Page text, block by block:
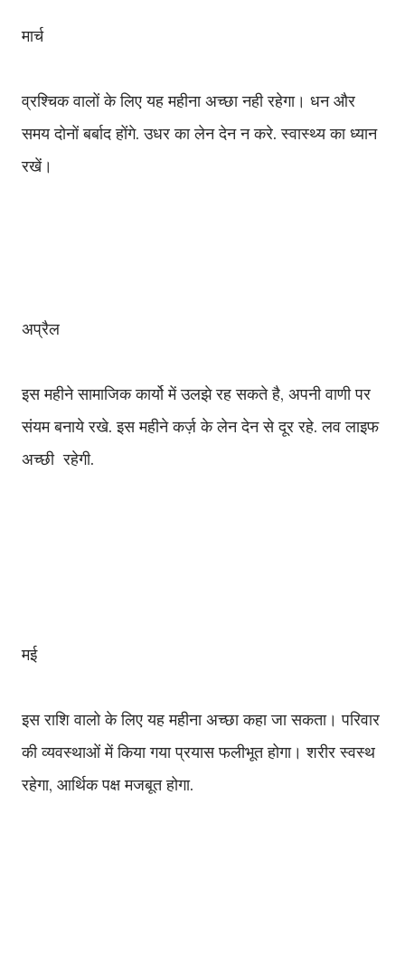
मार्च
व्रश्चिक वालों के लिए यह महीना अच्छा नही रहेगा। धन और
समय दोनों बर्बाद होंगे. उधर का लेन देन न करे. स्वास्थ्य का ध्यान
रखें।
अप्रैल
इस महीने सामाजिक कार्यो में उलझे रह सकते है, अपनी वाणी पर
संयम बनाये रखे. इस महीने कर्ज़ के लेन देन से दूर रहे. लव लाइफ
अच्छी रहेगी.
मई
इस राशि वालो के लिए यह महीना अच्छा कहा जा सकता। परिवार
की व्यवस्थाओं में किया गया प्रयास फलीभूत होगा। शरीर स्वस्थ
रहेगा, आर्थिक पक्ष मजबूत होगा.